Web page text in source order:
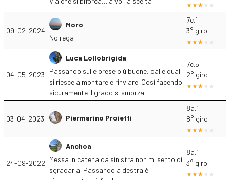
09-02-2024
Moro
No rega
7c.1
3° giro
04-05-2023
Luca Lollobrigida
Passando sulle prese più buone, dalle quali
si riesce a montare e rinviare. Così facendo
sicuramente il grado si smorza.
7c.5
2° giro
03-04-2023 Piermarino Proietti
8a.1
8° giro
24-09-2022
Anchoa
Messa in catena da sinistra non mi sento di
sgradarla. Passando a destra è
8a.1
3° giro